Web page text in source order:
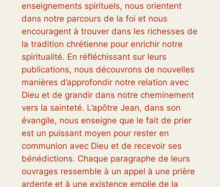
enseignements spirituels, nous orientent
dans notre parcours de la foi et nous
encouragent à trouver dans les richesses de
la tradition chrétienne pour enrichir notre
spiritualité. En réfléchissant sur leurs
publications, nous découvrons de nouvelles
manières d’approfondir notre relation avec
Dieu et de grandir dans notre cheminement
vers la sainteté. L’apôtre Jean, dans son
évangile, nous enseigne que le fait de prier
est un puissant moyen pour rester en
communion avec Dieu et de recevoir ses
bénédictions. Chaque paragraphe de leurs
ouvrages ressemble à un appel à une prière
ardente et à une existence emplie de la